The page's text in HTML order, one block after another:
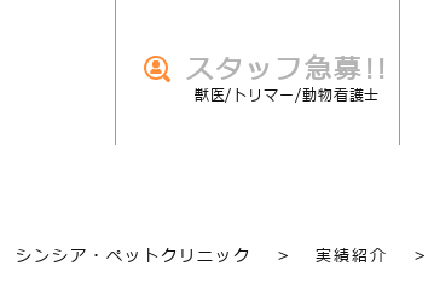
スタッフ急募!!
獣医/トリマー/動物看護士
シンシア・ペットクリニック > 実績紹介 >